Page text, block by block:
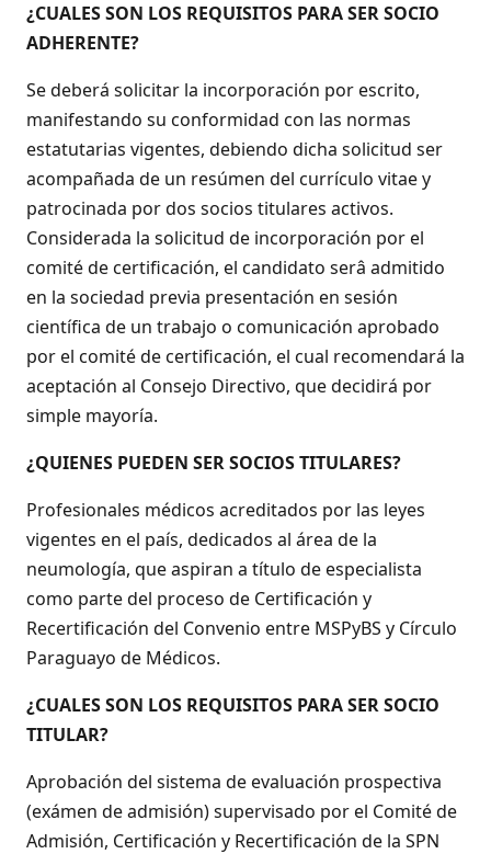
¿CUALES SON LOS REQUISITOS PARA SER SOCIO
ADHERENTE?
Se deberá solicitar la incorporación por escrito,
manifestando su conformidad con las normas
estatutarias vigentes, debiendo dicha solicitud ser
acompañada de un resúmen del currículo vitae y
patrocinada por dos socios titulares activos.
Considerada la solicitud de incorporación por el
comité de certificación, el candidato serâ admitido
en la sociedad previa presentación en sesión
científica de un trabajo o comunicación aprobado
por el comité de certificación, el cual recomendará la
aceptación al Consejo Directivo, que decidirá por
simple mayoría.
¿QUIENES PUEDEN SER SOCIOS TITULARES?
Profesionales médicos acreditados por las leyes
vigentes en el país, dedicados al área de la
neumología, que aspiran a título de especialista
como parte del proceso de Certificación y
Recertificación del Convenio entre MSPyBS y Círculo
Paraguayo de Médicos.
¿CUALES SON LOS REQUISITOS PARA SER SOCIO
TITULAR?
Aprobación del sistema de evaluación prospectiva
(exámen de admisión) supervisado por el Comité de
Admisión, Certificación y Recertificación de la SPN